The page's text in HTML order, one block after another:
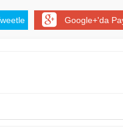
Google+'da